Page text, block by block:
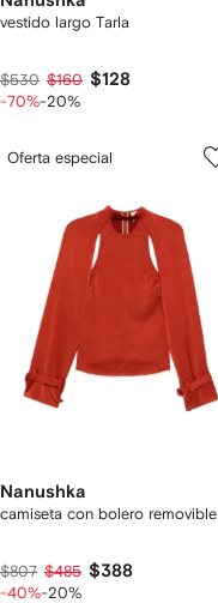
vestido largo Tarla
$530 $160 $128
-70%-20%
Oferta especial
Nanushka
camiseta con bolero removible
$807 $485 $388
-40%-20%